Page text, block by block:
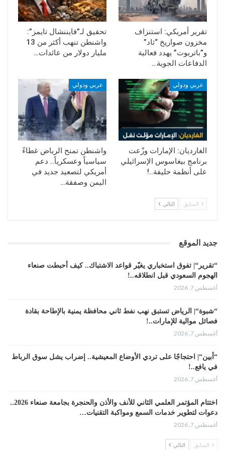
يفكروا في العواقب”. وتابع قائلا “طالبنا
بتغيير ولم يتحقق”.
ويقول الاتحاد الأوروبي إن سفن التنقيب
والمسح التركية واصلت العمل في المياه
المتنازع عليها مع اليونان وقبرص.
ودعا رئيس المجلس الأوروبي شارل ميشيل
-الذي يرأس قمم الاتحاد الأوروبي- تركيا
الأسبوع الماضي إلى التوقف عن ممارسة
لعبة “القط والفأر” من خلال تقديم تنازلات
تتراجع عنها بعد ذلك حسب تعبيره.
26 سبتمبر نت
تقرير أمريكي: استنزاف
مخزون صواريخ “ثاد”
و”باتريوت” يهدد فعالية
الدفاعات الجوية…
تحقيق لـ”فايننشال تايمز”:
واشنطن تنهب أكثر من 13
مليار دولار من عائدات…
عربي ودولي
الغارديان: الإمارات وزّعت
برنامج بيغاسوس الإسرائيلي
على أنظمة حليفة..!
عربي ودولي
واشنطن تمنح الرياض غطاءً
سياسياً وعسكرياً.. دعم
أمريكي لتصعيد جديد في
اليمن وصفقة…
السابق التالي
جديد الموقع
“تقرير“| تفوق استخباري يغيّر قواعد الاشتباك.. كيف أحبطت صنعاء
الهجوم السعودي قبل انطلاقه..!
أغسطس 7, 2026
“شبوة“| الرياض تستبق نهب نفط ثاني محافظة يمنية بالإطاحة بقادة
فصائل موالية للإمارات..!
أغسطس 7, 2026
“أبين“| احتجاجًا على تردي الأوضاع المعيشية.. إضراب يشل سوق الرباط
في يافع..!
أغسطس 7, 2026
اختتام المؤتمر العلمي الثاني للأنف والأذن والحنجرة بجامعة صنعاء 2026..
دعوات لتطوير خدمات السمع ومواكبة التقنيات…
أغسطس 7, 2026
“حضرموت“| عصيان مدني واسع ورفض للتجنيد السعودي يوسّعان
السابق التالي